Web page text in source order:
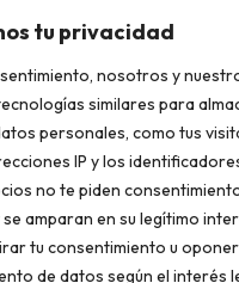
tu privacidad
nosotros y
similares para
personales, como tus
IP y los
no te piden
amparan en su legítimo
tu consentimiento u
de datos según el interés
éxito